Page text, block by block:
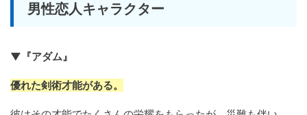
男性恋人キャラクター
▼『アダム』
優れた剣術才能がある。